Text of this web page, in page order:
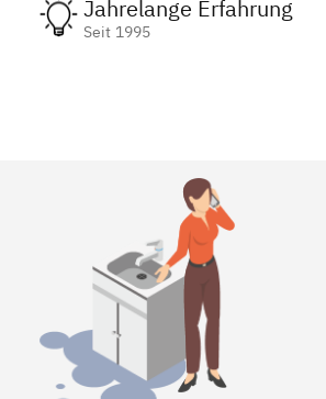
Jahrelange Erfahrung
Seit 1995